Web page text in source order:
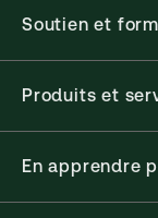
Soutien et
Produits et
En apprendre